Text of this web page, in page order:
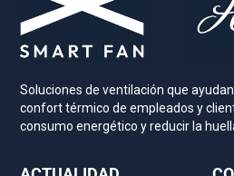
Soluciones de ventilación que
confort térmico de empleados y
consumo energético y reducir la